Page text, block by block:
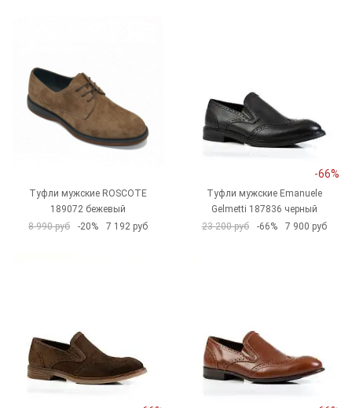
Туфли мужские ROSCOTE
189072 бежевый
8 990 руб
-20% 7 192 руб
-66%
Туфли мужские Emanuele
Gelmetti 187836 черный
23 200 руб
-66% 7 900 руб